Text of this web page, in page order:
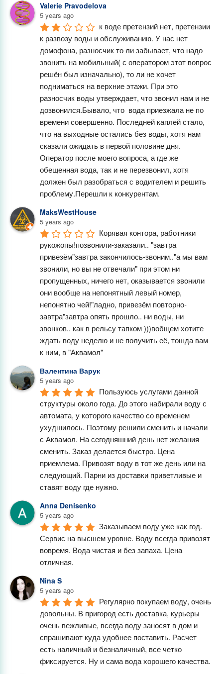
Valerie Pravodelova
5 years ago
к воде претензий нет, претензии
к развозу воды и обслуживанию. У нас нет
домофона, разносчик то ли забывает, что надо
звонить на мобильный( с оператором этот вопрос
решён был изначально), то ли не хочет
подниматься на верхние этажи. При это
разносчик воды утверждает, что звонил нам и не
дозвонился.Бывало, что  вода приезжала не по
времени совершенно. Последней каплей стало,
что на выходные остались без воды, хотя нам
сказали ожидать в первой половине дня.
Оператор после моего вопроса, а где же
обещенная вода, так и не перезвонил, хотя
должен был разобраться с водителем и решить
проблему.Перешли к конкурентам.
MaksWestHouse
5 years ago
Корявая контора, работники
рукожопы!позвонили-заказали.. "завтра
привезём"завтра закончилось-звоним.."а мы вам
звонили, но вы не отвечали" при этом ни
пропущенных, ничего нет, оказывается звонили
они вообще на непонятный левый номер,
непонятно чей!"ладно, привезём повторно-
завтра"завтра опять прошло.. ни воды, ни
звонков.. как в рельсу тапком )))вобщем хотите
ждать воду неделю и не получить её, тошда вам
к ним, в "Аквамол"
Валентина Варук
5 years ago
Пользуюсь услугами данной
структуры около года. До этого набирали воду с
автомата, у которого качество со временем
ухудшилось. Поэтому решили сменить и начали
с Аквамол. На сегодняшний день нет желания
сменить. Заказ делается быстро. Цена
приемлема. Привозят воду в тот же день или на
следующий. Парни из доставки приветливые и
ставят воду где нужно.
Anna Denisenko
5 years ago
Заказываем воду уже как год.
Сервис на высшем уровне. Воду всегда привозят
вовремя. Вода чистая и без запаха. Цена
отличная.
Nina S
5 years ago
Регулярно покупаем воду, очень
довольны. В пригород есть доставка, курьеры
очень вежливые, всегда воду заносят в дом и
спрашивают куда удобнее поставить. Расчет
есть наличный и безналичный, все четко
фиксируется. Ну и сама вода хорошего качества.